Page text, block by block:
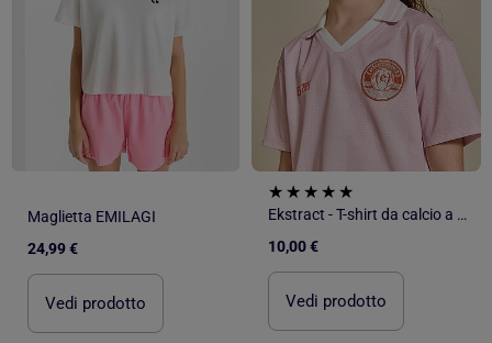
Maglietta EMILAGI
24,99 €
Vedi prodotto
Ekstract - T-shirt da calcio a maniche corte
10,00 €
Vedi prodotto